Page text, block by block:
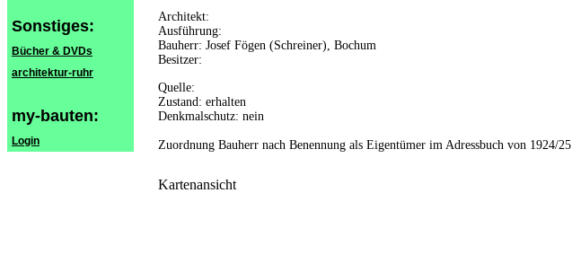
Sonstiges:
Bücher & DVDs
architektur-ruhr
my-bauten:
Login
Architekt:
Ausführung:
Bauherr: Josef Fögen (Schreiner), Bochum
Besitzer:
Quelle:
Zustand: erhalten
Denkmalschutz: nein
Zuordnung Bauherr nach Benennung als Eigentümer im Adressbuch von 1924/25
Kartenansicht